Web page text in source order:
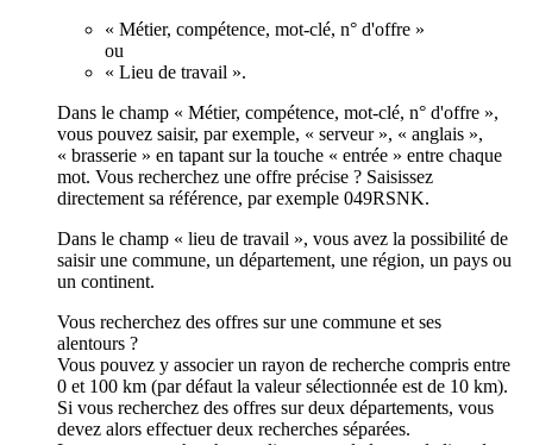
« Métier, compétence, mot-clé, n° d'offre »
ou
« Lieu de travail ».
Dans le champ « Métier, compétence, mot-clé, n° d'offre »,
vous pouvez saisir, par exemple, « serveur », « anglais »,
« brasserie » en tapant sur la touche « entrée » entre chaque
mot. Vous recherchez une offre précise ? Saisissez
directement sa référence, par exemple 049RSNK.
Dans le champ « lieu de travail », vous avez la possibilité de
saisir une commune, un département, une région, un pays ou
un continent.
Vous recherchez des offres sur une commune et ses
alentours ?
Vous pouvez y associer un rayon de recherche compris entre
0 et 100 km (par défaut la valeur sélectionnée est de 10 km).
Si vous recherchez des offres sur deux départements, vous
devez alors effectuer deux recherches séparées.